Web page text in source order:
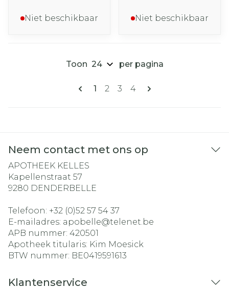
Niet beschikbaar Niet beschikbaar
Pagina's
U lees momenteel pagina
1 Pagina
2 Pagina
3 Pagina
4
Toon per pagina
Neem contact met ons op
APOTHEEK KELLES
Kapellenstraat 57
9280 DENDERBELLE
Telefoon: +32 (0)52 57 54 37
E-mailadres: apobelle@telenet.be
APB nummer: 420501
Apotheek titularis: Kim Moesick
BTW nummer: BE0419591613
Klantenservice